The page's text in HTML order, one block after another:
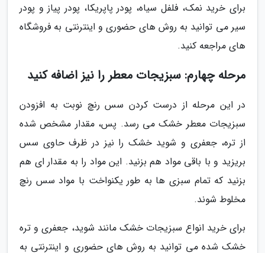
برای خرید نمک، فلفل سیاه، پودر پاپریکا، پودر پیاز و پودر
سیر می توانید به روش های حضوری و اینترنتی به فروشگاه
های مراجعه کنید.
مرحله چهارم: سبزیجات معطر را نیز اضافه کنید
در این مرحله از درست کردن سس رنچ نوبت به افزودن
سبزیجات معطر خشک می رسد. پس، مقدار مشخص شده
از تره، جعفری و شوید خشک را نیز در ظرف حاوی سس
بریزید و با باقی مواد هم بزنید. این مواد را به مقدار ای هم
بزنید که تمام سبزی ها به طور یکنواخت با مواد سس رنچ
مخلوط شوند.
برای خرید انواع سبزیجات خشک مانند شوید، جعفری و تره
خشک شده می توانید به روش های حضوری و اینترنتی به